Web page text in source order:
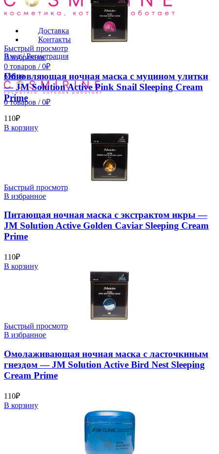
Доставка
Контакты
Вход / Регистрация
0 товаров / 0₽
Меню
0товаров / 0₽
Быстрый просмотр
В избранное
Обновляющая ночная маска с муцином улитки
— JM Solution Active Pink Snail Sleeping Cream
Prime
110₽
В корзину
Быстрый просмотр
В избранное
Питающая ночная маска с экстрактом икры —
JM Solution Active Golden Caviar Sleeping Cream
Prime
110₽
В корзину
Быстрый просмотр
В избранное
Омолаживающая ночная маска с ласточкиным
гнездом — JM Solution Active Bird Nest Sleeping
Cream Prime
110₽
В корзину